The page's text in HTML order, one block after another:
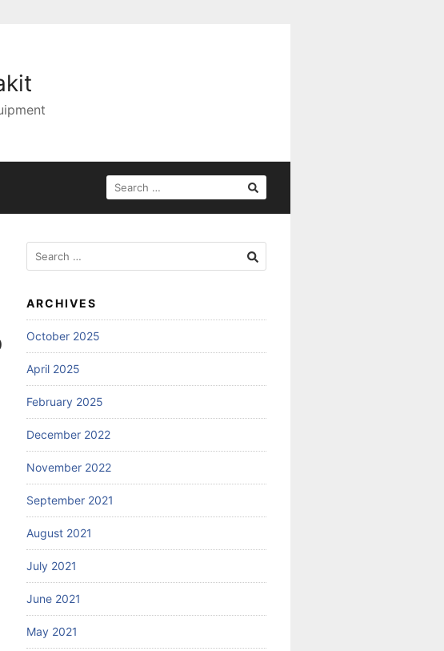
SEARCH
FOR:
Search
for:
ARCHIVES
October 2025
April 2025
February 2025
December 2022
November 2022
September 2021
August 2021
July 2021
June 2021
May 2021